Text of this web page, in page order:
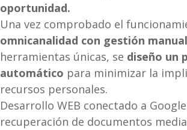
oportunidad.
Una vez comprobado el
omnicanalidad con gestión manual
herramientas únicas, se diseño un
automático para minimizar la
recursos personales.
Desarrollo WEB conectado a
recuperación de documentos